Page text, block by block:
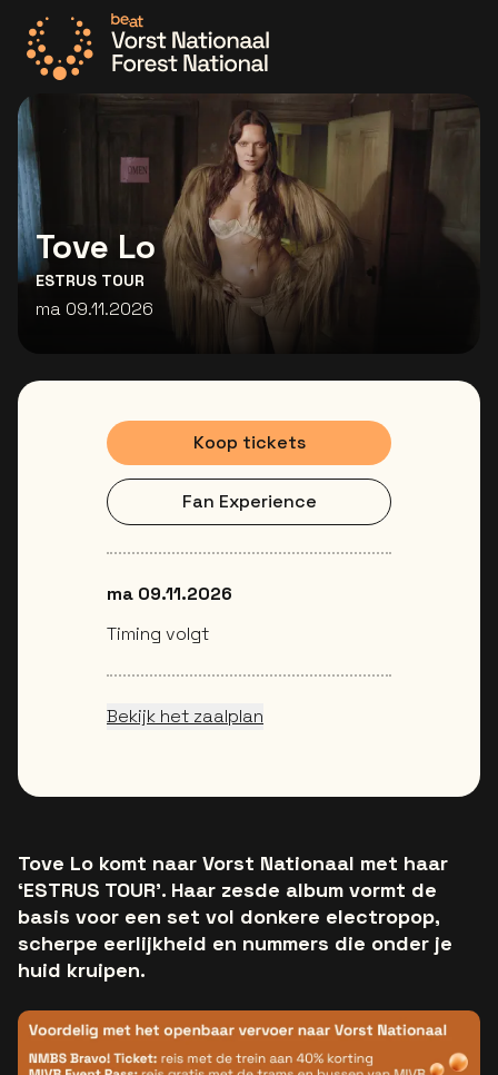
Ga naar de homepage
Tove Lo
ESTRUS TOUR
ma 09.11.2026
Tove Lo komt naar Vorst Nationaal met haar
‘ESTRUS TOUR’. Haar zesde album vormt de
basis voor een set vol donkere electropop,
scherpe eerlijkheid en nummers die onder je
huid kruipen.
Koop tickets
Fan Experience
ma 09.11.2026
Timing volgt
Bekijk het zaalplan